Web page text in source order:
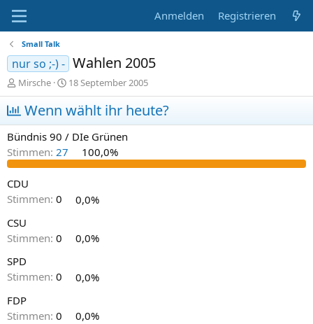
Anmelden Registrieren
Small Talk
nur so ;-) - Wahlen 2005
E
r
s
t
e
l
l
e
r
Mirsche
E
r
s
t
e
l
t
18 September 2005
Wenn wählt ihr heute?
Bündnis 90 / DIe Grünen
Stimmen: 27 100,0%
CDU
Stimmen: 0
0,0%
CSU
Stimmen: 0
0,0%
SPD
Stimmen: 0
0,0%
FDP
Stimmen: 0
0,0%